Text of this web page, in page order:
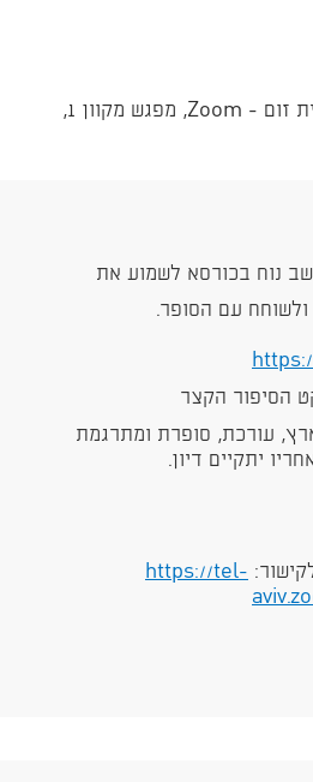
מפגש באפליקציית זום - Zoom, מפגש מקוון 1,
נוח בכורסא לשמוע את
עם הסופר.
הסיפור הקצר
עורכת, סופרת ומתרגמת
יתקיים דיון.
https://tel-